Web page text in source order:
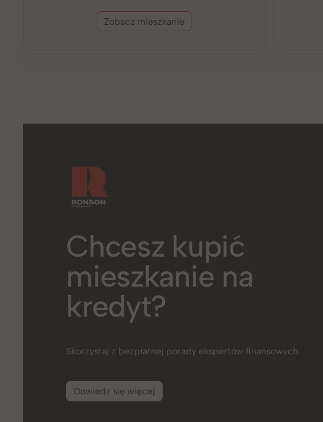
Zobacz mieszkanie
Chcesz kupić
mieszkanie na
kredyt?
Skorzystaj z bezpłatnej porady ekspertów finansowych.
Dowiedz się więcej